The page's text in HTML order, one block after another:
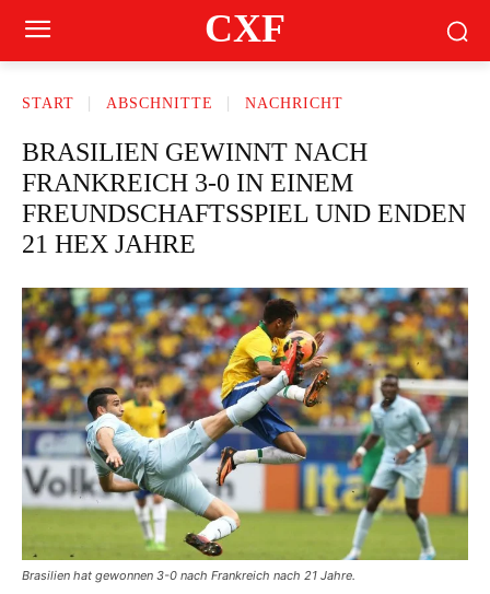
CXF
START ABSCHNITTE NACHRICHT
BRASILIEN GEWINNT NACH
FRANKREICH 3-0 IN EINEM
FREUNDSCHAFTSSPIEL UND ENDEN
21 HEX JAHRE
Brasilien hat gewonnen 3-0 nach Frankreich nach 21 Jahre.